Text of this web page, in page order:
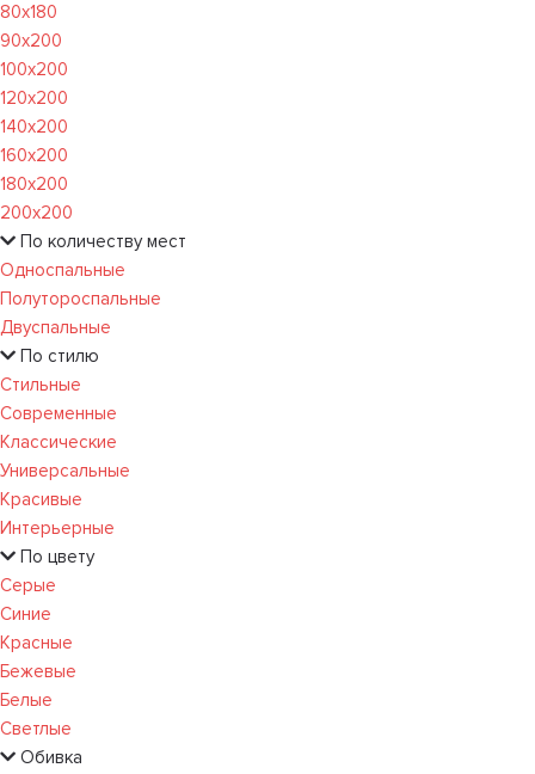
80х180
90х200
100х200
120x200
140х200
160х200
180х200
200х200
По количеству мест
Односпальные
Полутороспальные
Двуспальные
По стилю
Стильные
Современные
Классические
Универсальные
Красивые
Интерьерные
По цвету
Серые
Синие
Красные
Бежевые
Белые
Светлые
Обивка